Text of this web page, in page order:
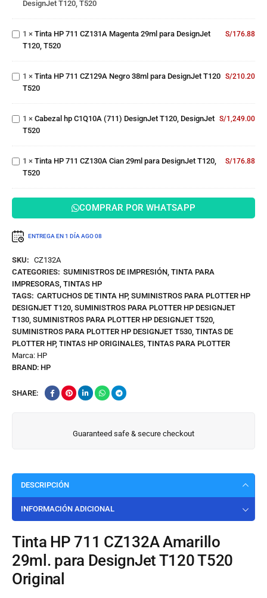
DesignJet
DesignJet T120, T520
CZ131A
Magenta
29ml para
DesignJet
1 × Tinta HP 711 CZ131A Magenta 29ml para DesignJet
T120, T520
S/176.88
Tinta HP
711
Negro
38ml para
DesignJet
1 × Tinta HP 711 CZ129A Negro 38ml para DesignJet T120
T520
S/210.20
Cabezal
hp
(711)
DesignJet
T120,
1 × Cabezal hp C1Q10A (711) DesignJet T120, DesignJet
T520
S/1,249.00
Tinta HP
711
Cian 29ml
para
DesignJet
T520
1 × Tinta HP 711 CZ130A Cian 29ml para DesignJet T120,
T520
S/176.88
COMPRAR POR WHATSAPP
ENTREGA EN 1 DÍA AGO 08
SKU: CZ132A
CATEGORIES: SUMINISTROS DE IMPRESIÓN, TINTA PARA
IMPRESORAS, TINTAS HP
TAGS: CARTUCHOS DE TINTA HP, SUMINISTROS PARA PLOTTER HP
DESIGNJET T120, SUMINISTROS PARA PLOTTER HP DESIGNJET
T130, SUMINISTROS PARA PLOTTER HP DESIGNJET T520,
SUMINISTROS PARA PLOTTER HP DESIGNJET T530, TINTAS DE
PLOTTER HP, TINTAS HP ORIGINALES, TINTAS PARA PLOTTER
Marca: HP
BRAND: HP
SHARE:
Guaranteed safe & secure checkout
DESCRIPCIÓN
INFORMACIÓN ADICIONAL
Tinta HP 711 CZ132A Amarillo
29ml. para DesignJet T120 T520
Original